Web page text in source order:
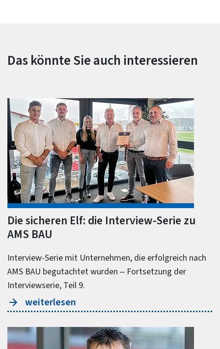
Das könnte Sie auch interessieren
Die sicheren Elf: die Interview-Serie zu
AMS BAU
Interview-Serie mit Unternehmen, die erfolgreich nach
AMS BAU begutachtet wurden – Fortsetzung der
Interviewserie, Teil 9.
weiterlesen